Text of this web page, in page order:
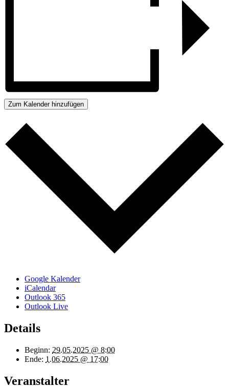
Zum Kalender hinzufügen
Google Kalender
iCalendar
Outlook 365
Outlook Live
Details
Beginn: 29.05.2025 @ 8:00
Ende: 1.06.2025 @ 17:00
Veranstalter